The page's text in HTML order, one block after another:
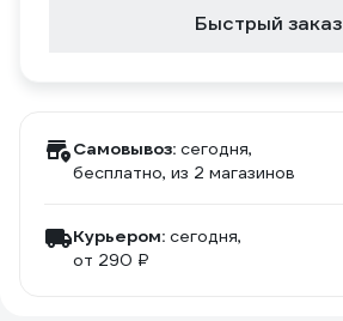
Быстрый заказ
Самовывоз: сегодня,
бесплатно, из 2 магазинов
Курьером: сегодня,
от 290 ₽